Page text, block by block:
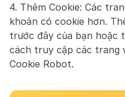
4. Thêm Cookie: Các
khoản có cookie hơn.
trước đây của bạn hoặc
cách truy cập các trang
Cookie Robot.